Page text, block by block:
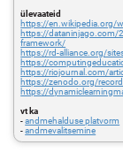
ülevaateid
https://en.wikipedia.org/
https://dataninjago.com/
framework/
https://rd-alliance.org/
https://
https://riojournal.com/
https://zenodo.org/
https://
vt ka
-andmehalduse platvorm
-andmevalitsemine